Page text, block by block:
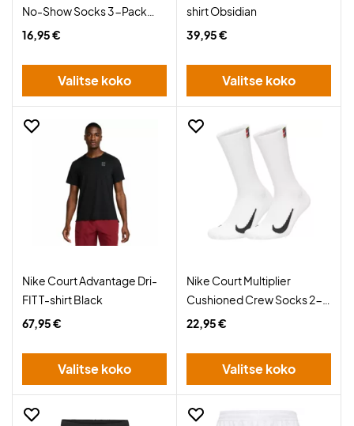
No-Show Socks 3-Pack
White
16,95 €
Valitse koko
shirt Obsidian
39,95 €
Valitse koko
Nike Court Advantage Dri-
FIT T-shirt Black
67,95 €
Valitse koko
Nike Court Multiplier
Cushioned Crew Socks 2-
Pack White
22,95 €
Valitse koko